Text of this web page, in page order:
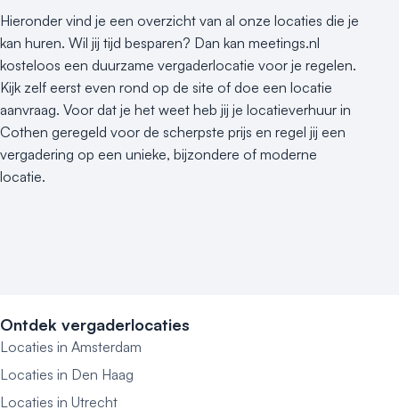
Hieronder vind je een overzicht van al onze locaties die je
kan huren. Wil jij tijd besparen? Dan kan meetings.nl
kosteloos een duurzame vergaderlocatie voor je regelen.
Kijk zelf eerst even rond op de site of doe een locatie
aanvraag. Voor dat je het weet heb jij je locatieverhuur in
Cothen geregeld voor de scherpste prijs en regel jij een
vergadering op een unieke, bijzondere of moderne
locatie.
Ontdek vergaderlocaties
Locaties in Amsterdam
Locaties in Den Haag
Locaties in Utrecht